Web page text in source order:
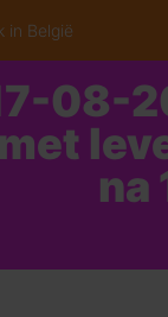
in België
08-
na